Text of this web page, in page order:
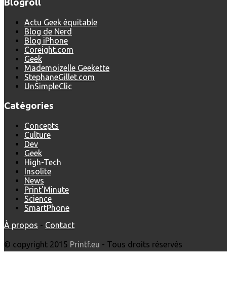
Blogroll
Actu Geek équitable
Blog de Nerd
Blog iPhone
Coreight.com
Geek
Mademoizelle Geekette
StephaneGillet.com
UnSimpleClic
Catégories
Concepts
Culture
Dev
Geek
High-Tech
Insolite
News
Print'Minute
Science
SmartPhone
À propos - Contact
© copyright 2015 Printf.eu - Tous droits réservés